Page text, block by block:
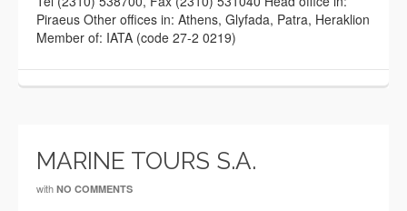
Piraeus Other offices in: Athens, Glyfada, Patra, Heraklion
Member of: IATA (code 27-2 0219)
MARINE TOURS S.A.
with NO COMMENTS